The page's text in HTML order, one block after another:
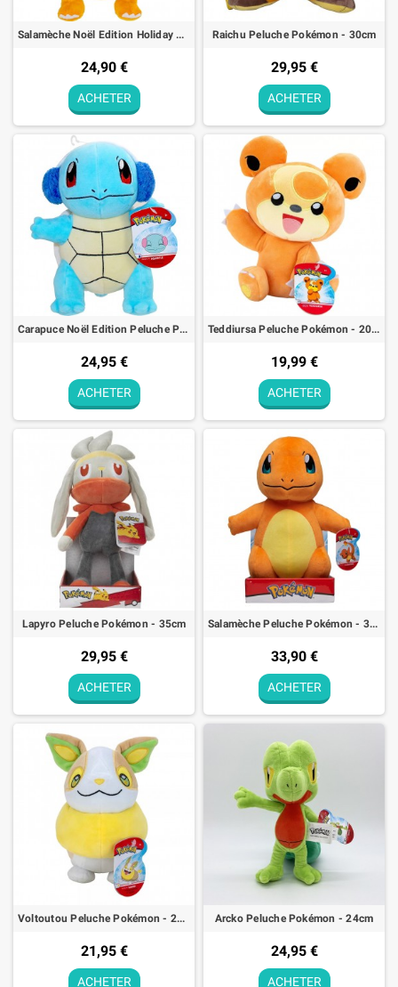
Salamèche Noël Edition Holiday Seasonal Peluche Pokémon - 20cm
24,90 €
ACHETER
Raichu Peluche Pokémon - 30cm
29,95 €
ACHETER
Carapuce Noël Edition Peluche Pokémon - 23cm
24,95 €
ACHETER
Teddiursa Peluche Pokémon - 20cm
19,99 €
ACHETER
Lapyro Peluche Pokémon - 35cm
29,95 €
ACHETER
Salamèche Peluche Pokémon - 30cm
33,90 €
ACHETER
Voltoutou Peluche Pokémon - 20cm
21,95 €
ACHETER
Arcko Peluche Pokémon - 24cm
24,95 €
ACHETER